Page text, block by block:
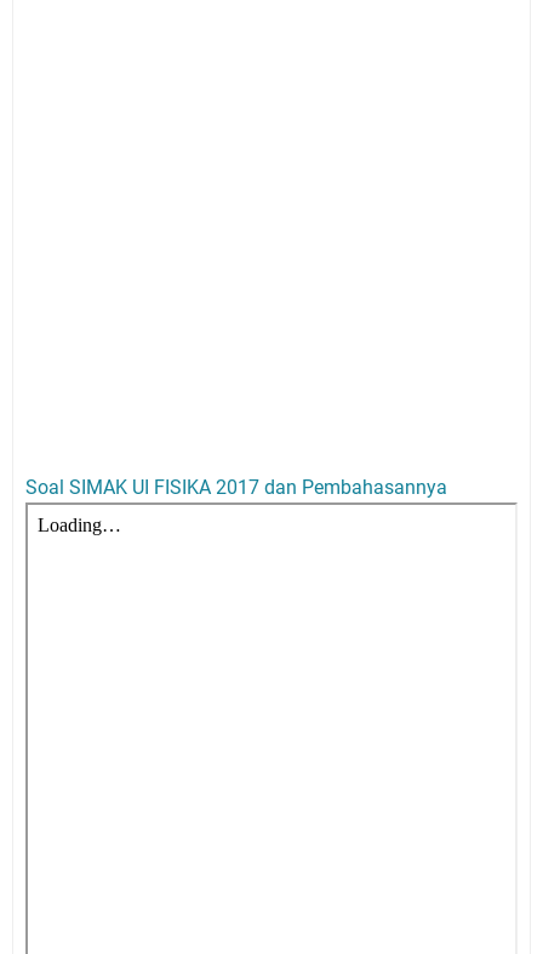
Soal SIMAK UI FISIKA 2017 dan Pembahasannya